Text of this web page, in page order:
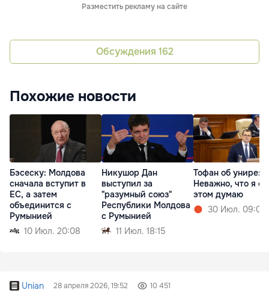
Разместить рекламу на сайте
Обсуждения 162
Похожие новости
Бэсеску: Молдова
сначала вступит в
ЕС, а затем
объединится с
Румынией
10 Июл. 20:08
Никушор Дан
выступил за
"разумный союз"
Республики Молдова
с Румынией
11 Июл. 18:15
Тофан об унире:
Неважно, что я об
этом думаю
30 Июл. 09:01
Unian 28 апреля 2026, 19:52 10 451